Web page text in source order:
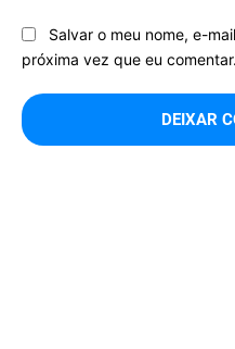
Salvar o meu nome, e-
próxima vez que eu comentar.